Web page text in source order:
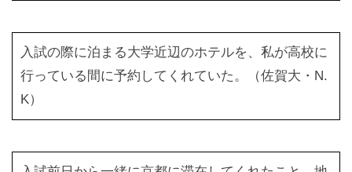
入試の際に泊まる大学近辺のホテルを、私が高校に
行っている間に予約してくれていた。（佐賀大・N.
K）